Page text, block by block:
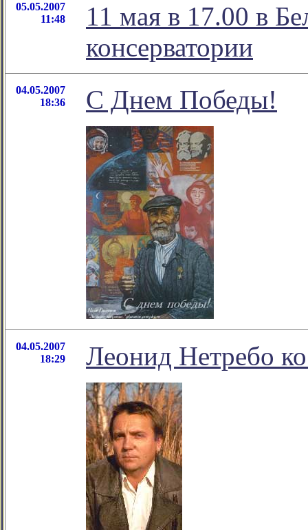
05.05.2007
11:48
11 мая в 17.00 в
консерватории
04.05.2007
18:36
С Днем Победы!
04.05.2007
18:29
Леонид Нетребо